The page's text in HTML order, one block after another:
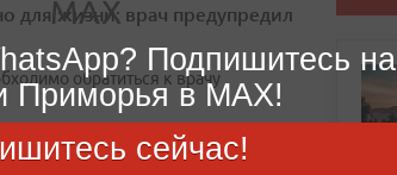
для жизни: врач предупредил
обратиться к врачу
Подпишитесь на
Приморья в MAX!
сейчас!